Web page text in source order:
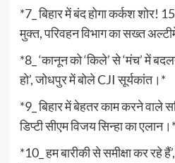
*7_ बिहार में बंद होगा कर्कश शोर! 15
मुक्त, परिवहन विभाग का सख्त
*8_ ‘कानून को ‘किले’ से ‘मंच’ में
हो’, जोधपुर में बोले CJI सूर्यकांत।*
*9_ बिहार में बेहतर काम करने
डिप्टी सीएम विजय सिन्हा का एलान।*
*10_ हम बारीकी से समीक्षा कर रहे